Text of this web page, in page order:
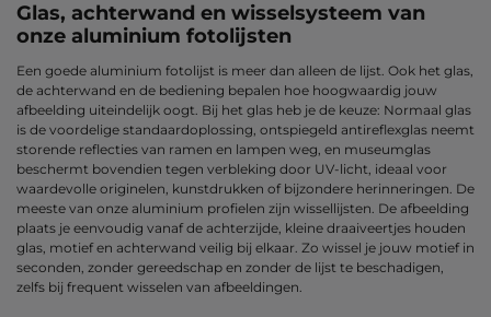
Glas, achterwand en wisselsysteem van
onze aluminium fotolijsten
Een goede aluminium fotolijst is meer dan alleen de lijst. Ook het glas,
de achterwand en de bediening bepalen hoe hoogwaardig jouw
afbeelding uiteindelijk oogt. Bij het glas heb je de keuze: Normaal glas
is de voordelige standaardoplossing, ontspiegeld antireflexglas neemt
storende reflecties van ramen en lampen weg, en museumglas
beschermt bovendien tegen verbleking door UV-licht, ideaal voor
waardevolle originelen, kunstdrukken of bijzondere herinneringen. De
meeste van onze aluminium profielen zijn wissellijsten. De afbeelding
plaats je eenvoudig vanaf de achterzijde, kleine draaiveertjes houden
glas, motief en achterwand veilig bij elkaar. Zo wissel je jouw motief in
seconden, zonder gereedschap en zonder de lijst te beschadigen,
zelfs bij frequent wisselen van afbeeldingen.